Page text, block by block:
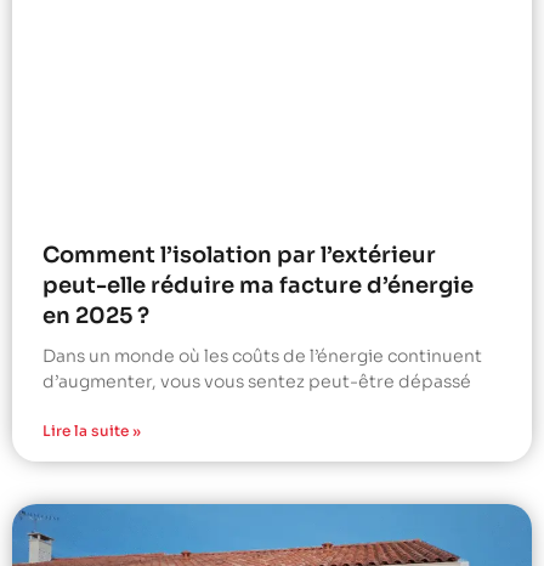
Comment l’isolation par l’extérieur
peut-elle réduire ma facture d’énergie
en 2025 ?
Dans un monde où les coûts de l’énergie continuent
d’augmenter, vous vous sentez peut-être dépassé
Lire la suite »